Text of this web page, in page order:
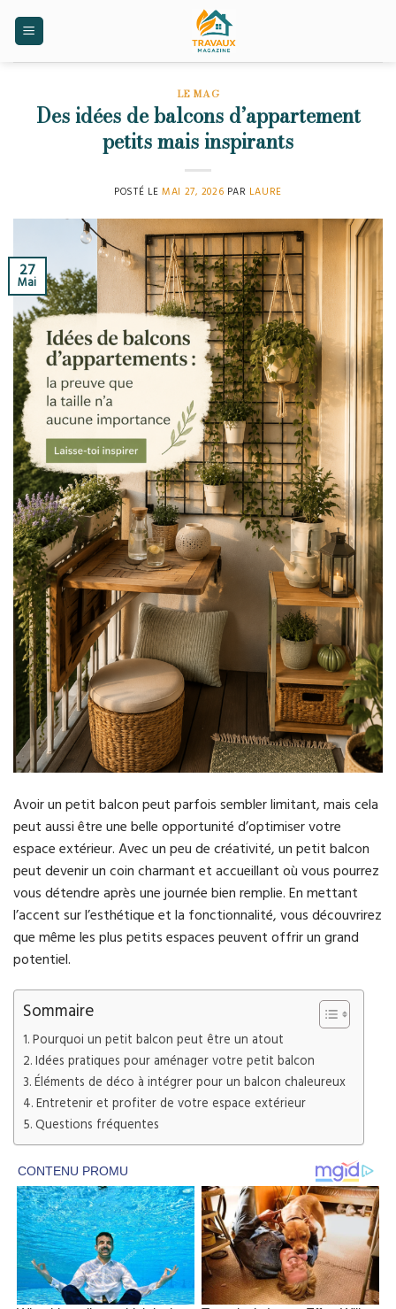
LE MAG
Des idées de balcons d’appartement
petits mais inspirants
POSTÉ LEMAI 27, 2026 PAR LAURE
27
Mai
Avoir un petit balcon peut parfois sembler limitant, mais cela
peut aussi être une belle opportunité d’optimiser votre
espace extérieur. Avec un peu de créativité, un petit balcon
peut devenir un coin charmant et accueillant où vous pourrez
vous détendre après une journée bien remplie. En mettant
l’accent sur l’esthétique et la fonctionnalité, vous découvrirez
que même les plus petits espaces peuvent offrir un grand
potentiel.
Sommaire
Pourquoi un petit balcon peut être un atout
Idées pratiques pour aménager votre petit balcon
Éléments de déco à intégrer pour un balcon chaleureux
Entretenir et profiter de votre espace extérieur
Questions fréquentes